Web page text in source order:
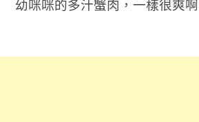
幼咪咪的多汁蟹肉，一樣很爽啊